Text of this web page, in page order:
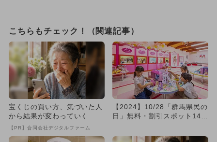
こちらもチェック！（関連記事）
宝くじの買い方、気づいた人
から結果が変わっていく
【PR】合同会社デジタルファーム
【2024】10/28「群馬県民の
日」無料・割引スポット14